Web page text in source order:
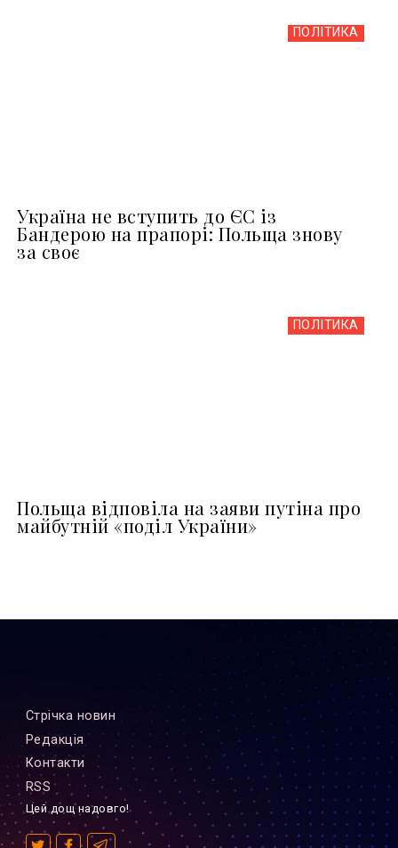
ПОЛІТИКА
Україна не вступить до ЄС із
Бандерою на прапорі: Польща знову
за своє
ПОЛІТИКА
Польща відповіла на заяви путіна про
майбутній «поділ України»
Стрiчка новин
Редакцiя
Контакти
RSS
Цей дощ надовго!